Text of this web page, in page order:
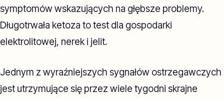
symptomów wskazujących na głębsze problemy.
Długotrwała ketoza to test dla gospodarki
elektrolitowej, nerek i jelit.
Jednym z wyraźniejszych sygnałów ostrzegawczych
jest utrzymujące się przez wiele tygodni skrajne